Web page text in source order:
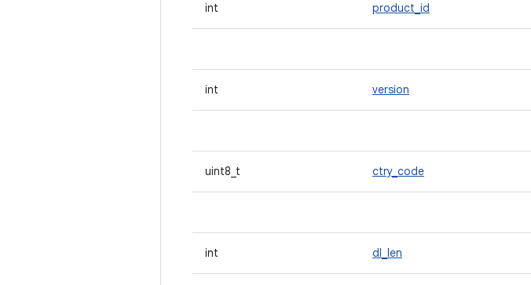
int product_id
int version
uint8_t ctry_code
int dl_len